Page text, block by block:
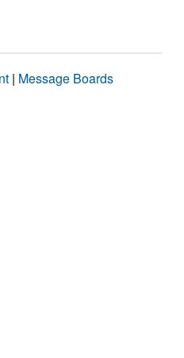
| Message Boards